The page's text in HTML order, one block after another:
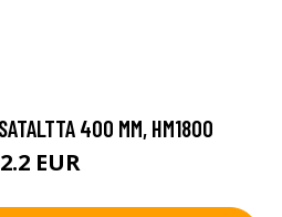
400 MM, HM1800
EUR